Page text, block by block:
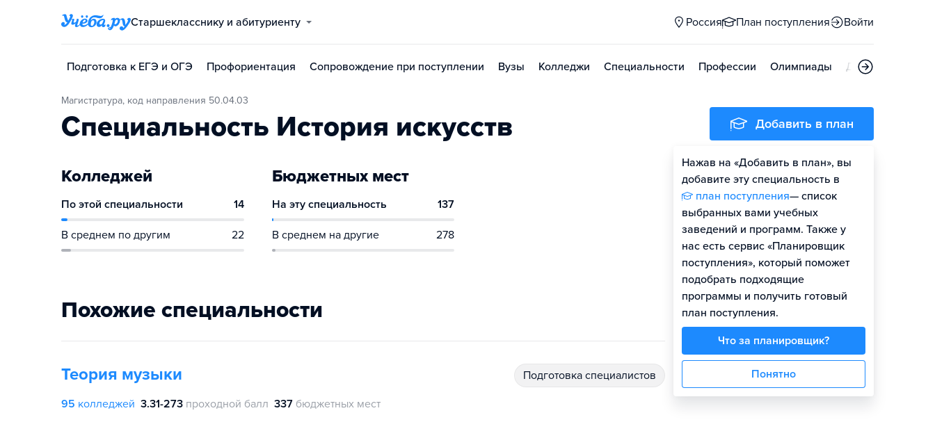
Старшекласснику и абитуриенту Россия План поступления Войти
Подготовка к ЕГЭ и ОГЭ Профориентация Сопровождение при поступлении Вузы Колледжи Специальности Профессии Олимпиады Дни открытых
Магистратура, код направления 50.04.03
Специальность История искусств
Колледжей
По этой специальности 14
В среднем по другим 22
Бюджетных мест
На эту специальность 137
В среднем на другие 278
Похожие специальности
Теория музыки подготовка специалистов
95 колледжей 3.31-273 проходной балл 337 бюджетных мест
Добавить в план
Нажав на «Добавить в план», вы
добавите эту специальность в
план поступления— список
выбранных вами учебных
заведений и программ. Также у
нас есть сервис «Планировщик
поступления», который поможет
подобрать подходящие
программы и получить готовый
план поступления.
Что за планировщик?
Понятно